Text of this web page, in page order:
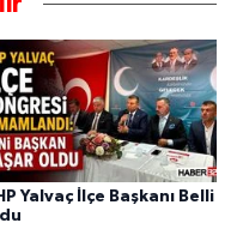
Yalvaç İlçe Başkanı Belli